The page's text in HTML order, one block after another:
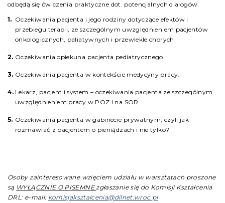
odbędą się ćwiczenia praktyczne dot. potencjalnych dialogów.
Oczekiwania pacjenta i jego rodziny dotyczące efektów i
przebiegu terapii, ze szczególnym uwzględnieniem pacjentów
onkologicznych, paliatywnych i przewlekle chorych.
Oczekiwania opiekuna pacjenta pediatrycznego.
Oczekiwania pacjenta w kontekście medycyny pracy.
Lekarz, pacjent i system – oczekiwania pacjenta ze szczególnym
uwzględnieniem pracy w POZ i na SOR.
Oczekiwania pacjenta w gabinecie prywatnym, czyli jak
rozmawiać z pacjentem o pieniądzach i nie tylko?
Osoby zainteresowane wzięciem udziału w warsztatach proszone
są WYŁĄCZNIE O PISEMNEzgłaszanie się do Komisji Kształcenia
DRL: e-mail: komisjaksztalcenia@dilnet.wroc.pl